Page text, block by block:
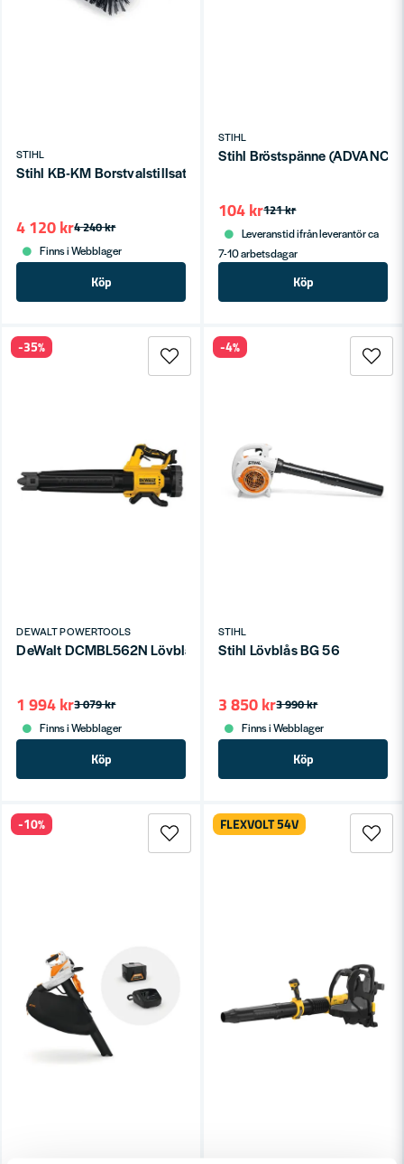
STIHL
Stihl KB-KM Borstvalstillsats för Kombimaskiner KM/KMA
4 240 kr
4 120 kr
Finns i Webblager
Köp
STIHL
Stihl Bröstspänne
121 kr
104 kr
Leveranstid ifrån leverantör ca
7-10 arbetsdagar
Köp
DEWALT POWERTOOLS
DeWalt DCMBL562N Lövblås 18V XR (Utan batteri)
3 079 kr
1 994 kr
Finns i Webblager
Köp
-35%
STIHL
Stihl Lövblås BG 56
3 990 kr
3 850 kr
Finns i Webblager
Köp
-4%
-10% FLEXVOLT 54V